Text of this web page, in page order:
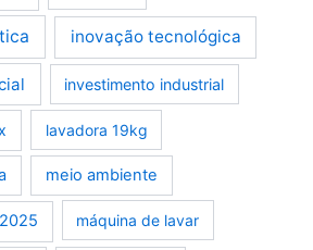
inovação tecnológica
investimento industrial
lavadora 19kg
meio ambiente
máquina de lavar